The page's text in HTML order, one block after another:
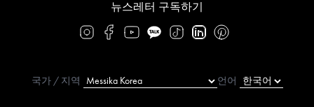
뉴스레터 구독하기
국가 / 지역 언어